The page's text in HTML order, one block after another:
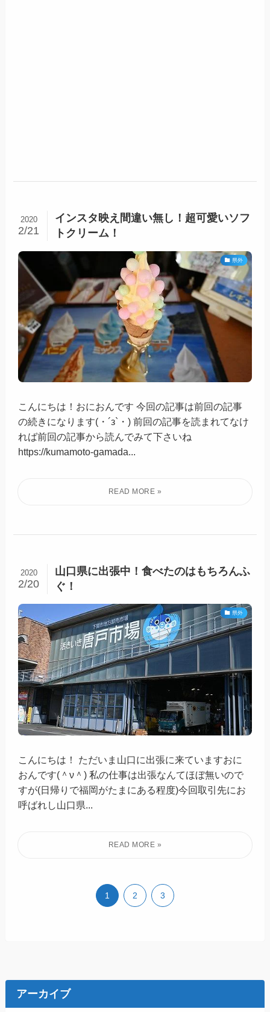
インスタ映え間違い無し！超可愛いソフ
トクリーム！
2020
2/21
県外
こんにちは！おにおんです 今回の記事は前回の記事
の続きになります(・´з`・) 前回の記事を読まれてなけ
れば前回の記事から読んでみて下さいね
https://kumamoto-gamada...
山口県に出張中！食べたのはもちろんふ
ぐ！
2020
2/20
県外
こんにちは！ ただいま山口に出張に来ていますおに
おんです(＾ν＾) 私の仕事は出張なんてほぼ無いので
すが(日帰りで福岡がたまにある程度)今回取引先にお
呼ばれし山口県...
1 2 3
アーカイブ